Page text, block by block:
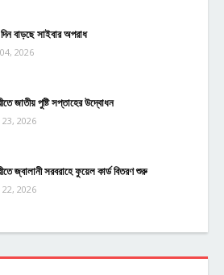
বাড়ছে সাইবার অপরাধ
2026
জাতীয় পুষ্টি সপ্তাহের উদ্বোধন
2026
জ্বালানী সরবরাহে ফুয়েল কার্ড বিতরণ শুরু
2026